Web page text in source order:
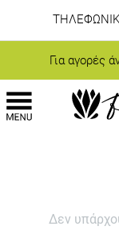
Για αγορές
Δεν